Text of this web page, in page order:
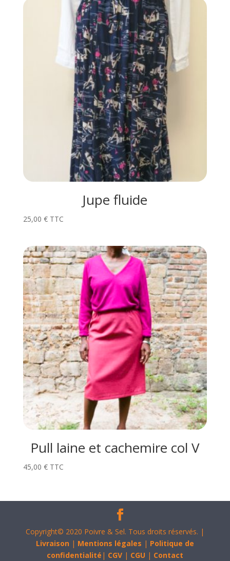
Jupe fluide
25,00 € TTC
Pull laine et cachemire col V
45,00 € TTC
Copyright© 2020 Poivre & Sel. Tous droits réservés. |
Livraison | Mentions légales | Politique de
confidentialité | CGV| CGU | Contact